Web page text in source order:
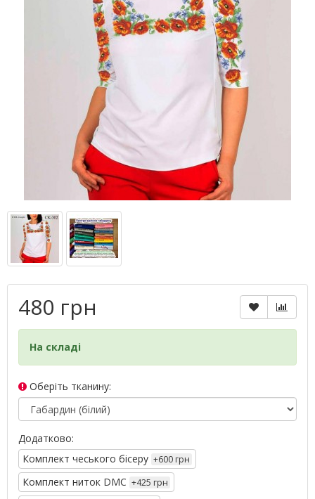
480 грн
На складі
Оберіть тканину:
Додатково:
Комплект чеського бісеру +600 грн
Комплект ниток DMC +425 грн